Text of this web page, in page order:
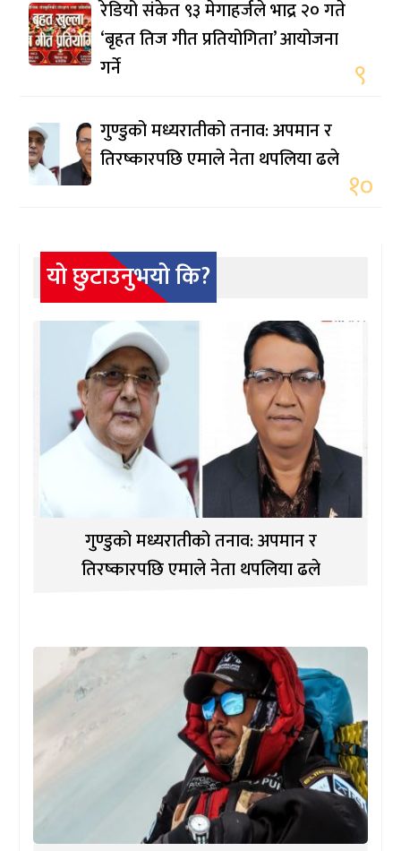
रेडियो संकेत ९३ मेगाहर्जले भाद्र २० गते
‘बृहत तिज गीत प्रतियोगिता’ आयोजना
गर्ने
९
गुण्डुको मध्यरातीको तनाव: अपमान र
तिरष्कारपछि एमाले नेता थपलिया ढले
१०
यो छुटाउनुभयो कि?
गुण्डुको मध्यरातीको तनाव: अपमान र
तिरष्कारपछि एमाले नेता थपलिया ढले